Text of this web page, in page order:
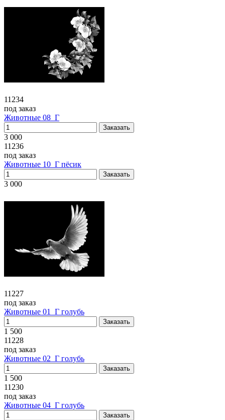
11234
под заказ
Животные 08_Г
3 000
11236
под заказ
Животные 10_Г пёсик
3 000
11227
под заказ
Животные 01_Г голубь
1 500
11228
под заказ
Животные 02_Г голубь
1 500
11230
под заказ
Животные 04_Г голубь